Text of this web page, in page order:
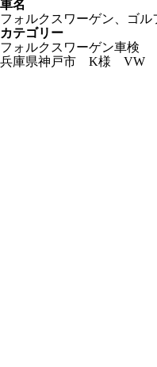
車名
フォルクスワーゲン、ゴル
カテゴリー
フォルクスワーゲン車検
兵庫県神戸市 K様 VW ゴ